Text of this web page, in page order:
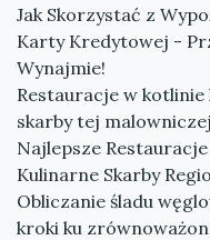
Jak Skorzystać z
Karty Kredytowej -
Wynajmie!
Restauracje w
skarby tej
Najlepsze
Kulinarne Skarby
Obliczanie śladu
kroki ku